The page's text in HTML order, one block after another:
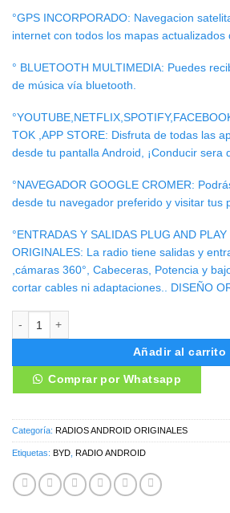
°GPS INCORPORADO: Navegacion
internet con todos los mapas actualizados
° BLUETOOTH MULTIMEDIA: Puedes
de música vía bluetooth.
TOK ,APP STORE: Disfruta de todas las
desde tu pantalla Android, ¡Conducir sera
°NAVEGADOR GOOGLE CROMER:
desde tu navegador preferido y visitar tus
°ENTRADAS Y SALIDAS PLUG AND
ORIGINALES: La radio tiene salidas y
,cámaras 360°, Cabeceras, Potencia y
cortar cables ni adaptaciones.. DISEÑO
Añadir al carrito
Comprar por Whatsapp
Categoría: RADIOS ANDROID ORIGINALES
Etiquetas: BYD RADIO ANDROID